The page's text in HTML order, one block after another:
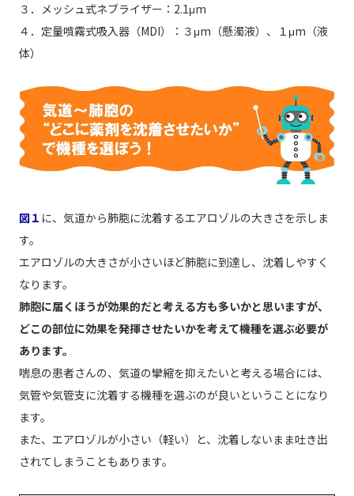
３．メッシュ式ネブライザー：2.1μm
４．定量噴霧式吸入器（MDI）：３μm（懸濁液）、１μm（液
体）
図１ に、気道から肺胞に沈着するエアロゾルの大きさを示しま
す。
エアロゾルの大きさが小さいほど肺胞に到達し、沈着しやすく
なります。
肺胞に届くほうが効果的だと考える方も多いかと思いますが、
どこの部位に効果を発揮させたいかを考えて機種を選ぶ必要が
あります。
喘息の患者さんの、気道の攣縮を抑えたいと考える場合には、
気管や気管支に沈着する機種を選ぶのが良いということになり
ます。
また、エアロゾルが小さい（軽い）と、沈着しないまま吐き出
されてしまうこともあります。